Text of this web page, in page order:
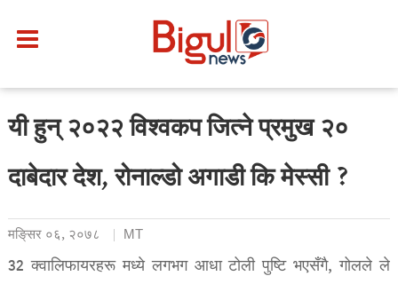
यी हुन् २०२२ विश्वकप जित्ने प्रमुख २०
दाबेदार देश, रोनाल्डो अगाडी कि मेस्सी ?
मङि्सर ०६, २०७८ MT
32 क्वालिफायरहरू मध्ये लगभग आधा टोली पुष्टि भएसँगै, गोलले ले